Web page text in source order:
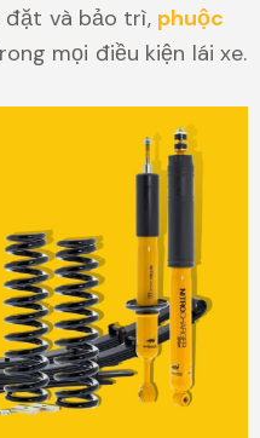
đặt và bảo trì, phuộc
mọi điều kiện lái xe.